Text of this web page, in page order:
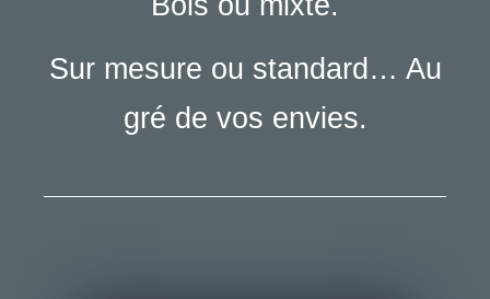
Sur mesure ou standard… Au
gré de vos envies.